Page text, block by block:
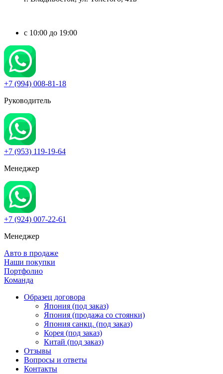
c 10:00 до 19:00
+7 (994) 008-81-18
Руководитель
+7 (953) 119-19-64
Менеджер
+7 (924) 007-22-61
Менеджер
Авто в продаже
Наши покупки
Портфолио
Команда
Образец договора
Япония (под заказ)
Япония (продажа со стоянки)
Япония санкц. (под заказ)
Корея (под заказ)
Китай (под заказ)
Отзывы
Вопросы и ответы
Контакты